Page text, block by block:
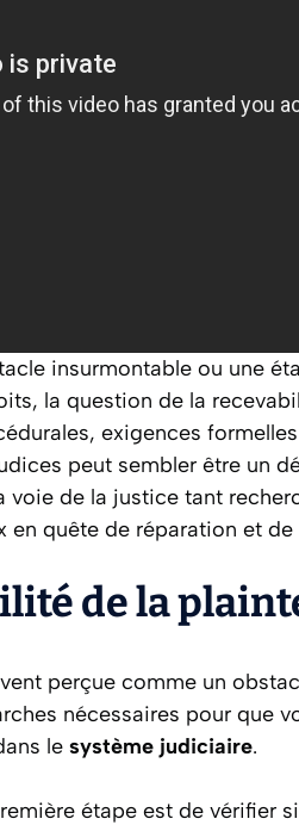
insurmontable ou une
la question de la
exigences
peut sembler être un
voie de la justice tant
quête de réparation et de
de la
perçue comme un
nécessaires pour que
le système judiciaire.
étape est de vérifier